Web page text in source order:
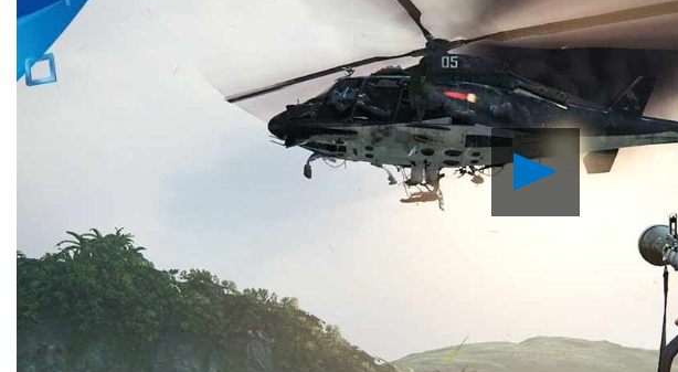
Reproduzir
Uncharted:
Lost
Lançamento,
Galeria
de